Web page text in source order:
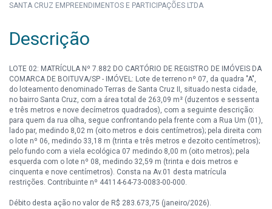
SANTA CRUZ EMPREENDIMENTOS E PARTICIPAÇÕES LTDA
Descrição
LOTE 02: MATRÍCULA Nº 7.882 DO CARTÓRIO DE REGISTRO DE IMÓVEIS DA
COMARCA DE BOITUVA/SP - IMÓVEL: Lote de terreno nº 07, da quadra "A",
do loteamento denominado Terras de Santa Cruz II, situado nesta cidade,
no bairro Santa Cruz, com a área total de 263,09 m² (duzentos e sessenta
e três metros e nove decímetros quadrados), com a seguinte descrição:
para quem da rua olha, segue confrontando pela frente com a Rua Um (01),
lado par, medindo 8,02 m (oito metros e dois centímetros); pela direita com
o lote nº 06, medindo 33,18 m (trinta e três metros e dezoito centímetros);
pelo fundo com a viela ecológica 07 medindo 8,00 m (oito metros); pela
esquerda com o lote nº 08, medindo 32,59 m (trinta e dois metros e
cinquenta e nove centímetros). Consta na Av.01 desta matrícula
restrições. Contribuinte nº 44114-64-73-0083-00-000.
Débito desta ação no valor de R$ 283.673,75 (janeiro/2026).